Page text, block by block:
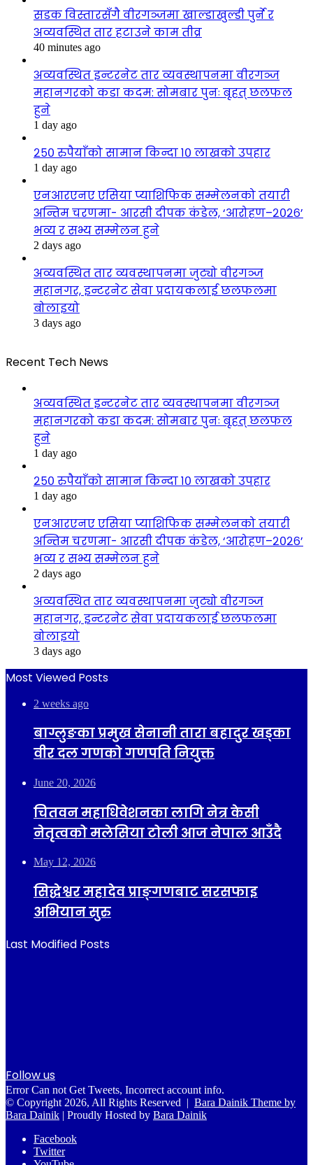
सडक विस्तारसँगै वीरगञ्जमा खाल्डाखुल्डी पुर्ने र
अव्यवस्थित तार हटाउने काम तीव्र
40 minutes ago
अव्यवस्थित इन्टरनेट तार व्यवस्थापनमा वीरगञ्ज
महानगरको कडा कदम: सोमबार पुनः बृहत् छलफल
हुने
1 day ago
२५० रुपैयाँको सामान किन्दा १० लाखको उपहार
1 day ago
एनआरएनए एसिया प्याशिफिक सम्मेलनको तयारी
अन्तिम चरणमा- आरसी दीपक कंडेल, ‘आरोहण–२०२६’
भव्य र सभ्य सम्मेलन हुने
2 days ago
अव्यवस्थित तार व्यवस्थापनमा जुट्यो वीरगञ्ज
महानगर, इन्टरनेट सेवा प्रदायकलाई छलफलमा
बोलाइयो
3 days ago
Recent Tech News
अव्यवस्थित इन्टरनेट तार व्यवस्थापनमा वीरगञ्ज
महानगरको कडा कदम: सोमबार पुनः बृहत् छलफल
हुने
1 day ago
२५० रुपैयाँको सामान किन्दा १० लाखको उपहार
1 day ago
एनआरएनए एसिया प्याशिफिक सम्मेलनको तयारी
अन्तिम चरणमा- आरसी दीपक कंडेल, ‘आरोहण–२०२६’
भव्य र सभ्य सम्मेलन हुने
2 days ago
अव्यवस्थित तार व्यवस्थापनमा जुट्यो वीरगञ्ज
महानगर, इन्टरनेट सेवा प्रदायकलाई छलफलमा
बोलाइयो
3 days ago
Most Viewed Posts
2 weeks ago
बाग्लुङका प्रमुख सेनानी तारा बहादुर खड्का
वीर दल गणको गणपति नियुक्त
June 20, 2026
चितवन महाधिवेशनका लागि नेत्र केसी
नेतृत्वको मलेसिया टोली आज नेपाल आउँदै
May 12, 2026
सिद्धेश्वर महादेव प्राङ्गणबाट सरसफाइ
अभियान सुरु
Last Modified Posts
Follow us
Error Can not Get Tweets, Incorrect account info.
© Copyright 2026, All Rights Reserved | Bara Dainik Theme by
Bara Dainik | Proudly Hosted by Bara Dainik
Facebook
Twitter